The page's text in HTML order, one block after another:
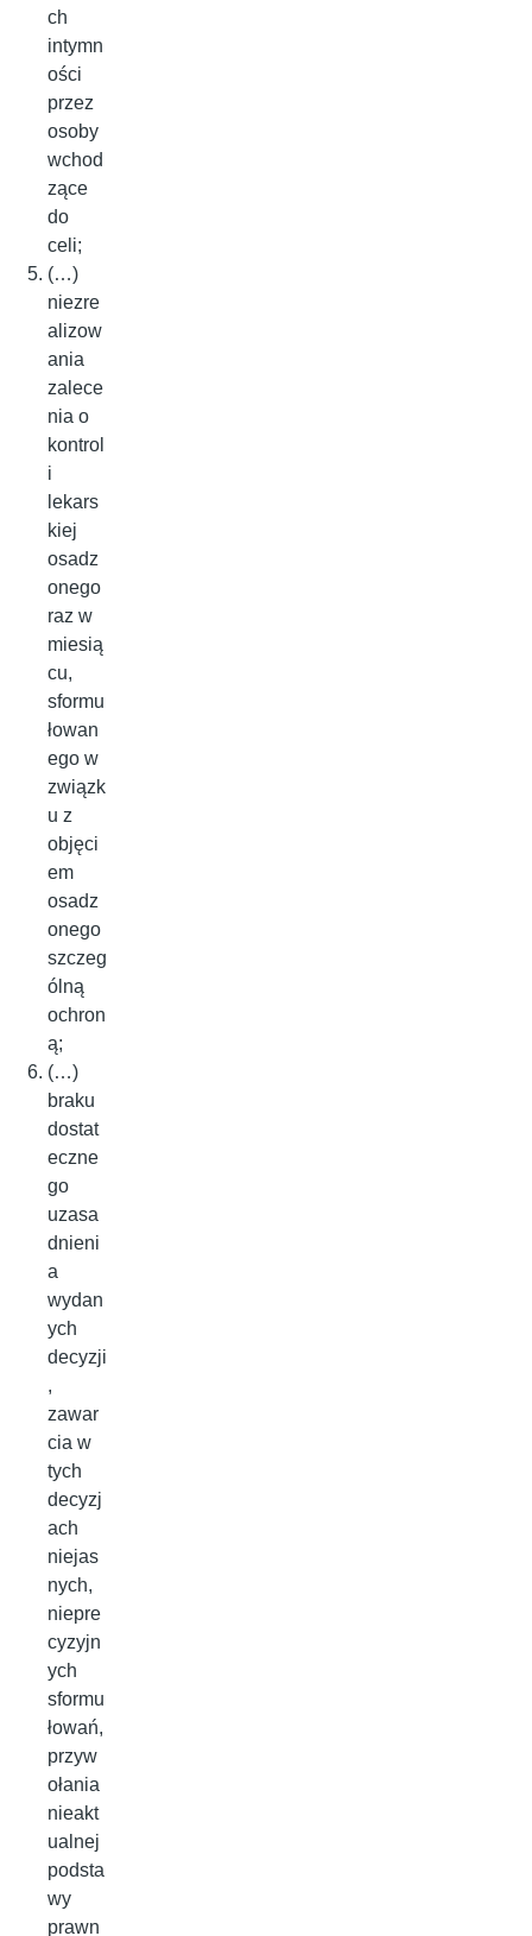
ch
intymn
ości
przez
osoby
wchod
zące
do
celi;
(…)
niezre
alizow
ania
zalece
nia o
kontrol
i
lekars
kiej
osadz
onego
raz w
miesią
cu,
sformu
łowan
ego w
związk
u z
objęci
em
osadz
onego
szczeg
ólną
ochron
ą;
(…)
braku
dostat
eczne
go
uzasa
dnieni
a
wydan
ych
decyzji
,
zawar
cia w
tych
decyzj
ach
niejas
nych,
niepre
cyzyjn
ych
sformu
łowań,
przyw
ołania
nieakt
ualnej
podsta
wy
prawn